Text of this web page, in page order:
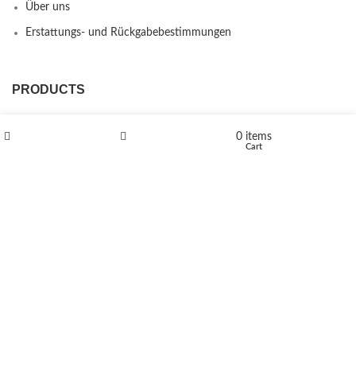
Über uns
Erstattungs- und Rückgabebestimmungen
PRODUCTS
0 items
Cart